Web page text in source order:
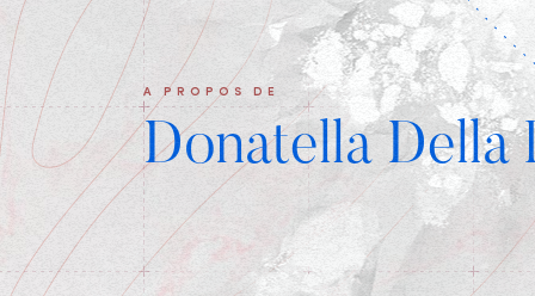
A PROPOS DE
Donatella Della